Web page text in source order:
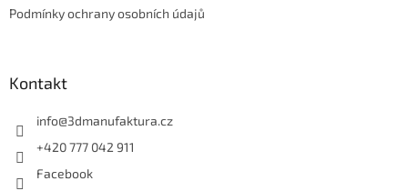
Podmínky ochrany osobních údajů
Kontakt
info@3dmanufaktura.cz
+420 777 042 911
Facebook